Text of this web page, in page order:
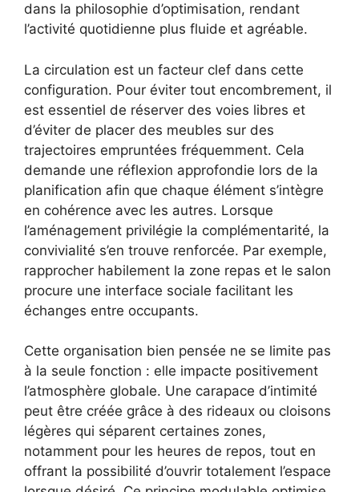
dans la philosophie d’optimisation, rendant
l’activité quotidienne plus fluide et agréable.
La circulation est un facteur clef dans cette
configuration. Pour éviter tout encombrement, il
est essentiel de réserver des voies libres et
d’éviter de placer des meubles sur des
trajectoires empruntées fréquemment. Cela
demande une réflexion approfondie lors de la
planification afin que chaque élément s’intègre
en cohérence avec les autres. Lorsque
l’aménagement privilégie la complémentarité, la
convivialité s’en trouve renforcée. Par exemple,
rapprocher habilement la zone repas et le salon
procure une interface sociale facilitant les
échanges entre occupants.
Cette organisation bien pensée ne se limite pas
à la seule fonction : elle impacte positivement
l’atmosphère globale. Une carapace d’intimité
peut être créée grâce à des rideaux ou cloisons
légères qui séparent certaines zones,
notamment pour les heures de repos, tout en
offrant la possibilité d’ouvrir totalement l’espace